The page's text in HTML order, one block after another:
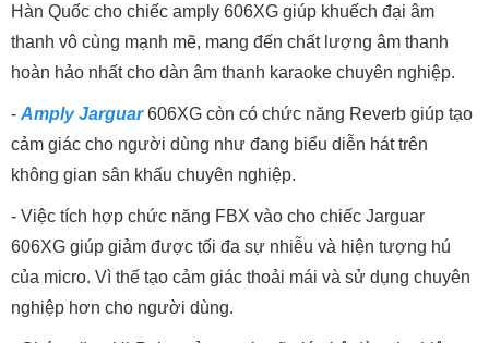
Hàn Quốc cho chiếc amply 606XG giúp khuếch đại âm
thanh vô cùng mạnh mẽ, mang đến chất lượng âm thanh
hoàn hảo nhất cho dàn âm thanh karaoke chuyên nghiệp.
- Amply Jarguar606XG còn có chức năng Reverb giúp tạo
cảm giác cho người dùng như đang biểu diễn hát trên
không gian sân khấu chuyên nghiệp.
- Việc tích hợp chức năng FBX vào cho chiếc Jarguar
606XG giúp giảm được tối đa sự nhiễu và hiện tượng hú
của micro. Vì thế tạo cảm giác thoải mái và sử dụng chuyên
nghiệp hơn cho người dùng.